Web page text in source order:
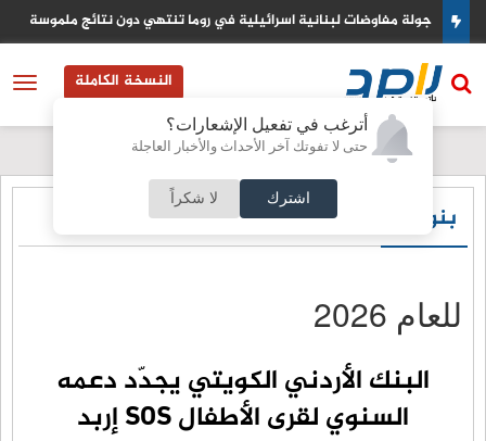
أترغب في تفعيل الإشعارات؟
حتى لا تفوتك آخر الأحداث والأخبار العاجلة
اشترك لا شكراً
جولة مفاوضات لبنانية اسرائيلية في روما تنتهي دون نتائج ملموسة
النسخة الكاملة
بنوك
للعام 2026
البنك الأردني الكويتي يجدّد دعمه
السنوي لقرى الأطفال SOS إربد